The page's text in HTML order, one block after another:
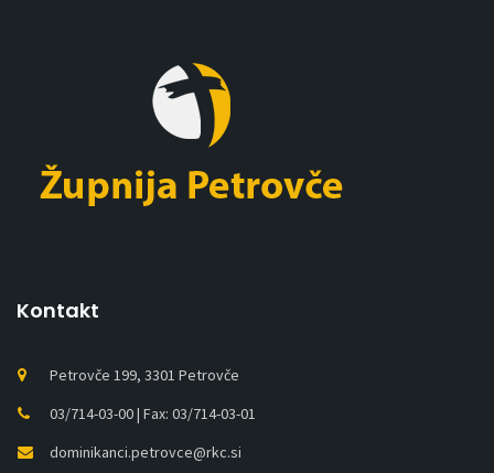
Kontakt
Petrovče 199, 3301 Petrovče
03/714-03-00 | Fax: 03/714-03-01
dominikanci.petrovce@rkc.si